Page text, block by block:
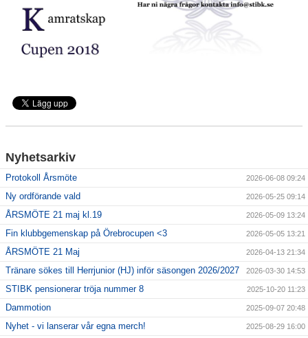
Nyhetsarkiv
Protokoll Årsmöte 2026-06-08 09:24
Ny ordförande vald 2026-05-25 09:14
ÅRSMÖTE 21 maj kl.19 2026-05-09 13:24
Fin klubbgemenskap på Örebrocupen <3 2026-05-05 13:21
ÅRSMÖTE 21 Maj 2026-04-13 21:34
Tränare sökes till Herrjunior (HJ) inför säsongen 2026/2027 2026-03-30 14:53
STIBK pensionerar tröja nummer 8 2025-10-20 11:23
Dammotion 2025-09-07 20:48
Nyhet - vi lanserar vår egna merch! 2025-08-29 16:00